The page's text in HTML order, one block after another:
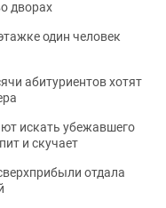
дворах
один человек
абитуриентов хотят
искать убежавшего
и скучает
отдала